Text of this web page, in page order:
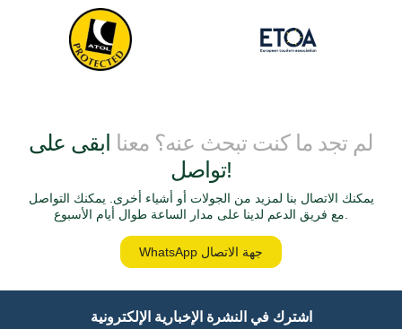
لم تجد ما كنت تبحث عنه؟ معنا ابقى على
تواصل!
يمكنك الاتصال بنا لمزيد من الجولات أو أشياء أخرى. يمكنك التواصل
WhatsApp جهة الاتصال
اشترك في النشرة الإخبارية الإلكترونية